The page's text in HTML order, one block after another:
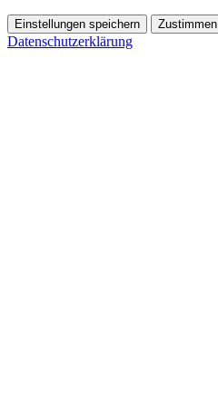
Einstellungen speichern Zustimmen
Datenschutzerklärung